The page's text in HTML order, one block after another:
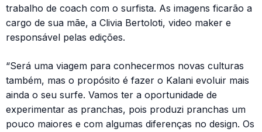
trabalho de coach com o surfista. As imagens ficarão a
cargo de sua mãe, a Clivia Bertoloti, video maker e
responsável pelas edições.
“Será uma viagem para conhecermos novas culturas
também, mas o propósito é fazer o Kalani evoluir mais
ainda o seu surfe. Vamos ter a oportunidade de
experimentar as pranchas, pois produzi pranchas um
pouco maiores e com algumas diferenças no design. Os